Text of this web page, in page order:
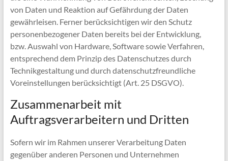
von Daten und Reaktion auf Gefährdung der Daten
gewährleisen. Ferner berücksichtigen wir den Schutz
personenbezogener Daten bereits bei der Entwicklung,
bzw. Auswahl von Hardware, Software sowie Verfahren,
entsprechend dem Prinzip des Datenschutzes durch
Technikgestaltung und durch datenschutzfreundliche
Voreinstellungen berücksichtigt (Art. 25 DSGVO).
Zusammenarbeit mit
Auftragsverarbeitern und Dritten
Sofern wir im Rahmen unserer Verarbeitung Daten
gegenüber anderen Personen und Unternehmen